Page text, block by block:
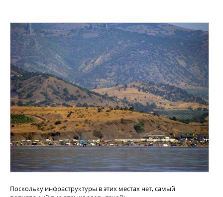
Поскольку инфраструктуры в этих местах нет, самый